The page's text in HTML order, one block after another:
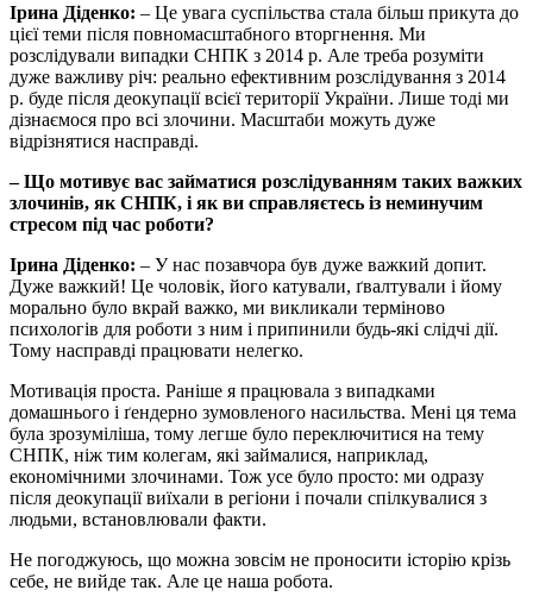
Ірина Діденко: – Це увага суспільства стала більш прикута до
цієї теми після повномасштабного вторгнення. Ми
розслідували випадки СНПК з 2014 р. Але треба розуміти
дуже важливу річ: реально ефективним розслідування з 2014
р. буде після деокупації всієї території України. Лише тоді ми
дізнаємося про всі злочини. Масштаби можуть дуже
відрізнятися насправді.
– Що мотивує вас займатися розслідуванням таких важких
злочинів, як СНПК, і як ви справляєтесь із неминучим
стресом під час роботи?
Ірина Діденко: – У нас позавчора був дуже важкий допит.
Дуже важкий! Це чоловік, його катували, ґвалтували і йому
морально було вкрай важко, ми викликали терміново
психологів для роботи з ним і припинили будь-які слідчі дії.
Тому насправді працювати нелегко.
Мотивація проста. Раніше я працювала з випадками
домашнього і ґендерно зумовленого насильства. Мені ця тема
була зрозуміліша, тому легше було переключитися на тему
СНПК, ніж тим колегам, які займалися, наприклад,
економічними злочинами. Тож усе було просто: ми одразу
після деокупації виїхали в регіони і почали спілкувалися з
людьми, встановлювали факти.
Не погоджуюсь, що можна зовсім не проносити історію крізь
себе, не вийде так. Але це наша робота.